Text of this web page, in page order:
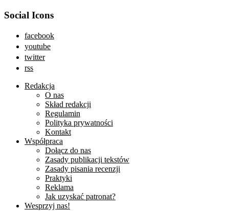
Social Icons
facebook
youtube
twitter
rss
Redakcja
O nas
Skład redakcji
Regulamin
Polityka prywatności
Kontakt
Współpraca
Dołącz do nas
Zasady publikacji tekstów
Zasady pisania recenzji
Praktyki
Reklama
Jak uzyskać patronat?
Wesprzyj nas!